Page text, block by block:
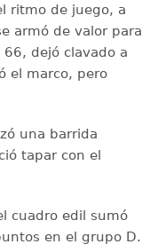
ritmo de juego, a
armó de valor para
dejó clavado a
el marco, pero
una barrida
tapar con el
cuadro edil sumó
en el grupo D.